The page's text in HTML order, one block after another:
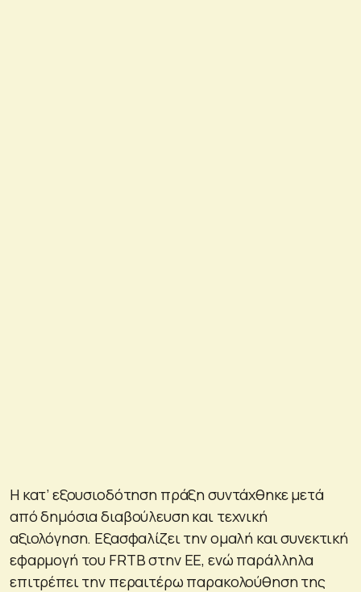
Η κατ’ εξουσιοδότηση πράξη συντάχθηκε μετά
από δημόσια διαβούλευση και τεχνική
αξιολόγηση. Εξασφαλίζει την ομαλή και συνεκτική
εφαρμογή του FRTB στην ΕΕ, ενώ παράλληλα
επιτρέπει την περαιτέρω παρακολούθηση της